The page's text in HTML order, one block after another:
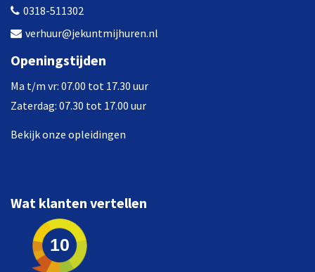
0318-511302
verhuur@jekuntmijhuren.nl
Openingstijden
Ma t/m vr: 07.00 tot 17.30 uur
Zaterdag: 07.30 tot 17.00 uur
Bekijk onze opleidingen
Wat klanten vertellen
10